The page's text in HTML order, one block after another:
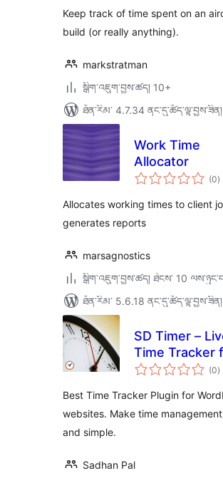
Keep track of time spent on an
build (or really anything).
markstratman
སྒྲིག་འཇུག་བྱས་ཚད། 10+
ཐོན་རིམ་ 4.7.34 ནང་དུ་ཚོད་ལྟ་བྱས་ཟིན།
Work Time
Allocator
(0)
Allocates working times to client
generates reports
marsagnostics
སྒྲིག་འཇུག་བྱས་ཚད། ཐེངས་ 10
ཐོན་རིམ་ 5.6.18 ནང་དུ་ཚོད་ལྟ་བྱས་ཟིན།
SD Timer –
Time Tracker
Frontend & (0)
Best Time Tracker Plugin for
websites. Make time
and simple.
Sadhan Pal